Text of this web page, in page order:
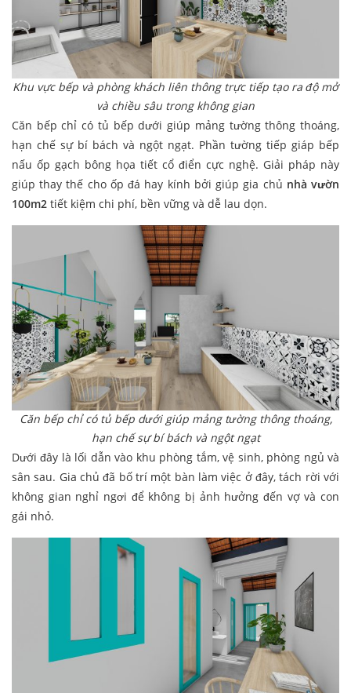
Khu vực bếp và phòng khách liên thông trực tiếp tạo ra độ mở
và chiều sâu trong không gian
Căn bếp chỉ có tủ bếp dưới giúp mảng tường thông thoáng,
hạn chế sự bí bách và ngột ngạt. Phần tường tiếp giáp bếp
nấu ốp gạch bông họa tiết cổ điển cực nghệ. Giải pháp này
giúp thay thế cho ốp đá hay kính bởi giúp gia chủ nhà vườn
100m2 tiết kiệm chi phí, bền vững và dễ lau dọn.
Căn bếp chỉ có tủ bếp dưới giúp mảng tường thông thoáng,
hạn chế sự bí bách và ngột ngạt
Dưới đây là lối dẫn vào khu phòng tắm, vệ sinh, phòng ngủ và
sân sau. Gia chủ đã bố trí một bàn làm việc ở đây, tách rời với
không gian nghỉ ngơi để không bị ảnh hưởng đến vợ và con
gái nhỏ.